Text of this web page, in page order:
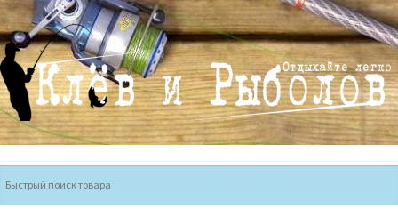
Перейти
к
навигации
Перейти
к
содержимому